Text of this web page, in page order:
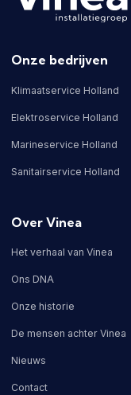
Onze bedrijven
Klimaatservice Holland
Elektroservice Holland
Marineservice Holland
Sanitairservice Holland
Over Vinea
Het verhaal van Vinea
Ons DNA
Onze historie
De mensen achter Vinea
Nieuws
Contact